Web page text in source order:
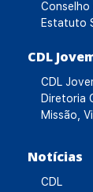
Conselho
Estatuto
CDL
CDL
Diretoria
Missão,
Notícias
CDL